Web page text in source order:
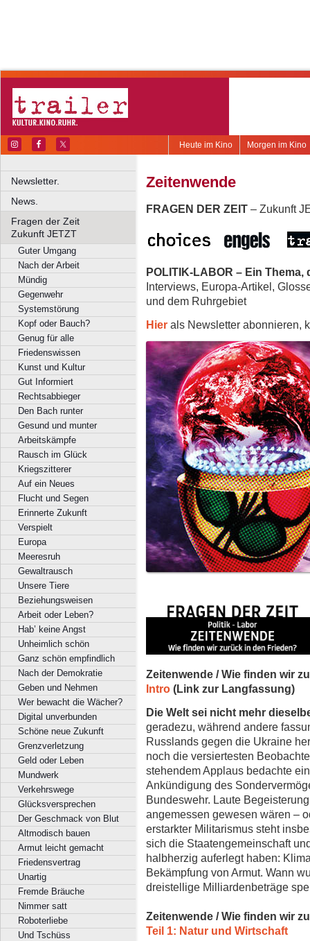
Morgen im Kino
Heute im Kino
Newsletter.
News.
Fragen der Zeit
Zukunft JETZT
Guter Umgang
Nach der Arbeit
Mündig
Gegenwehr
Systemstörung
Kopf oder Bauch?
Genug für alle
Friedenswissen
Kunst und Kultur
Gut Informiert
Rechtsabbieger
Den Bach runter
Gesund und munter
Arbeitskämpfe
Rausch im Glück
Kriegszitterer
Auf ein Neues
Flucht und Segen
Erinnerte Zukunft
Verspielt
Europa
Meeresruh
Gewaltrausch
Unsere Tiere
Beziehungsweisen
Arbeit oder Leben?
Hab’ keine Angst
Unheimlich schön
Ganz schön empfindlich
Nach der Demokratie
Geben und Nehmen
Wer bewacht die Wächer?
Digital unverbunden
Schöne neue Zukunft
Grenzverletzung
Geld oder Leben
Mundwerk
Verkehrswege
Glücksversprechen
Der Geschmack von Blut
Altmodisch bauen
Armut leicht gemacht
Friedensvertrag
Unartig
Fremde Bräuche
Nimmer satt
Roboterliebe
Und Tschüss
Zeitenwende
FRAGEN DER ZEIT – Zukunft
POLITIK-LABOR – Ein
Interviews, Europa-Artikel,
und dem Ruhrgebiet
Hier als Newsletter abonnieren,
Zeitenwende / Wie finden wir
Intro (Link zur Langfassung)
Die Welt sei nicht mehr
geradezu, während andere
Russlands gegen die Ukraine
noch die versiertesten
stehendem Applaus bedachte
Ankündigung des
Bundeswehr. Laute
angemessen gewesen wären –
erstarkter Militarismus steht
sich die Staatengemeinschaft
halbherzig auferlegt haben:
Bekämpfung von Armut. Wann
dreistellige Milliardenbeträge
Zeitenwende / Wie finden wir
Teil 1: Natur und Wirtschaft